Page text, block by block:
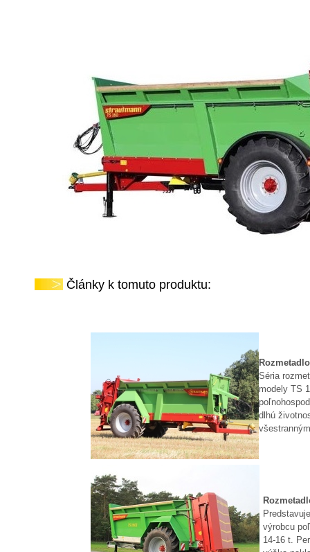
Články k tomuto produktu:
Séria
modely TS
dlhú
výrobcu
14-16 t.